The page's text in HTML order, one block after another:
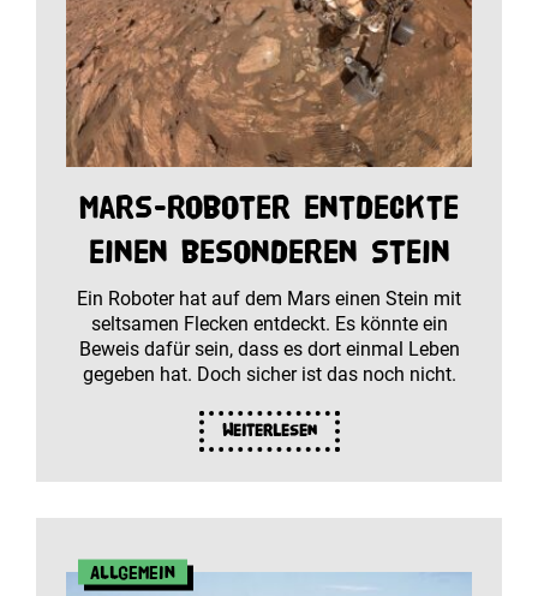
Mars-Roboter entdeckte
einen besonderen Stein
Ein Roboter hat auf dem Mars einen Stein mit
seltsamen Flecken entdeckt. Es könnte ein
Beweis dafür sein, dass es dort einmal Leben
gegeben hat. Doch sicher ist das noch nicht.
Weiterlesen
Allgemein